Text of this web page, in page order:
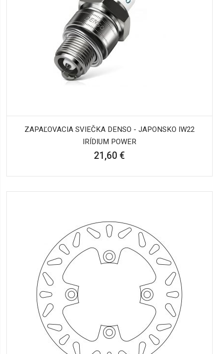
ZAPAĽOVACIA SVIEČKA DENSO - JAPONSKO IW22
IRÍDIUM POWER
21,60 €